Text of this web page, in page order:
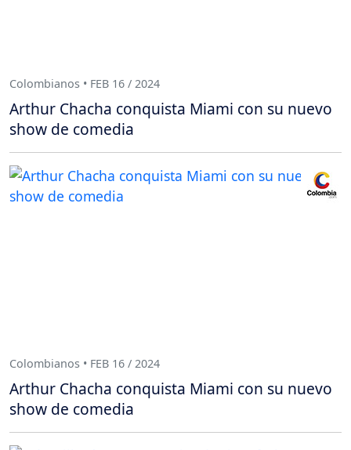
Colombianos • FEB 16 / 2024
Arthur Chacha conquista Miami con su nuevo
show de comedia
Colombianos • FEB 16 / 2024
Arthur Chacha conquista Miami con su nuevo
show de comedia